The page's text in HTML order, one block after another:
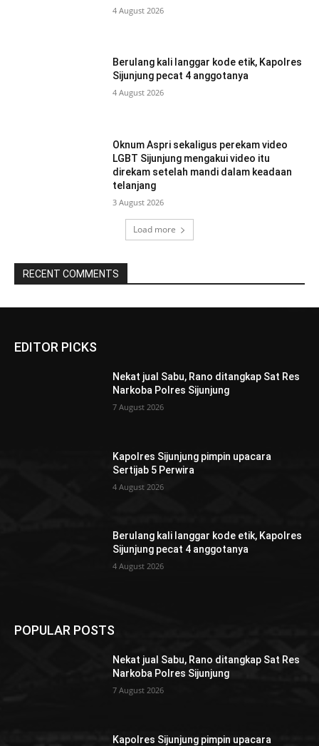
4 August 2026
Berulang kali langgar kode etik, Kapolres
Sijunjung pecat 4 anggotanya
4 August 2026
Oknum Aspri sekaligus perekam video
LGBT Sijunjung mengakui video itu
direkam setelah mandi dalam keadaan
telanjang
3 August 2026
Load more
RECENT COMMENTS
EDITOR PICKS
Nekat jual Sabu, Rano ditangkap Sat Res
Narkoba Polres Sijunjung
7 August 2026
Kapolres Sijunjung pimpin upacara
Sertijab 5 Perwira
4 August 2026
Berulang kali langgar kode etik, Kapolres
Sijunjung pecat 4 anggotanya
4 August 2026
POPULAR POSTS
Nekat jual Sabu, Rano ditangkap Sat Res
Narkoba Polres Sijunjung
7 August 2026
Kapolres Sijunjung pimpin upacara